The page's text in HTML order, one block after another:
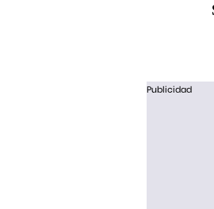
Publicidad